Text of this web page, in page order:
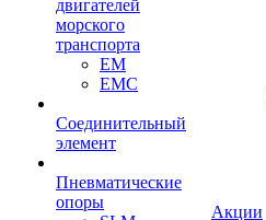
двигателей
морского
транспорта
EM
EMC
Cоединительный
элемент
Пневматические
опоры
Акции